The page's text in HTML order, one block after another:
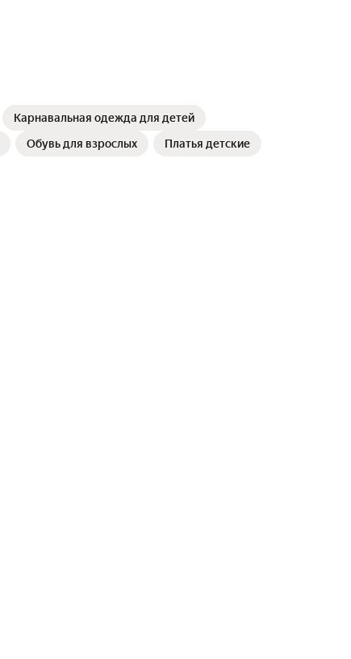
Карнавальная одежда для детей
Обувь для взрослых Платья детские